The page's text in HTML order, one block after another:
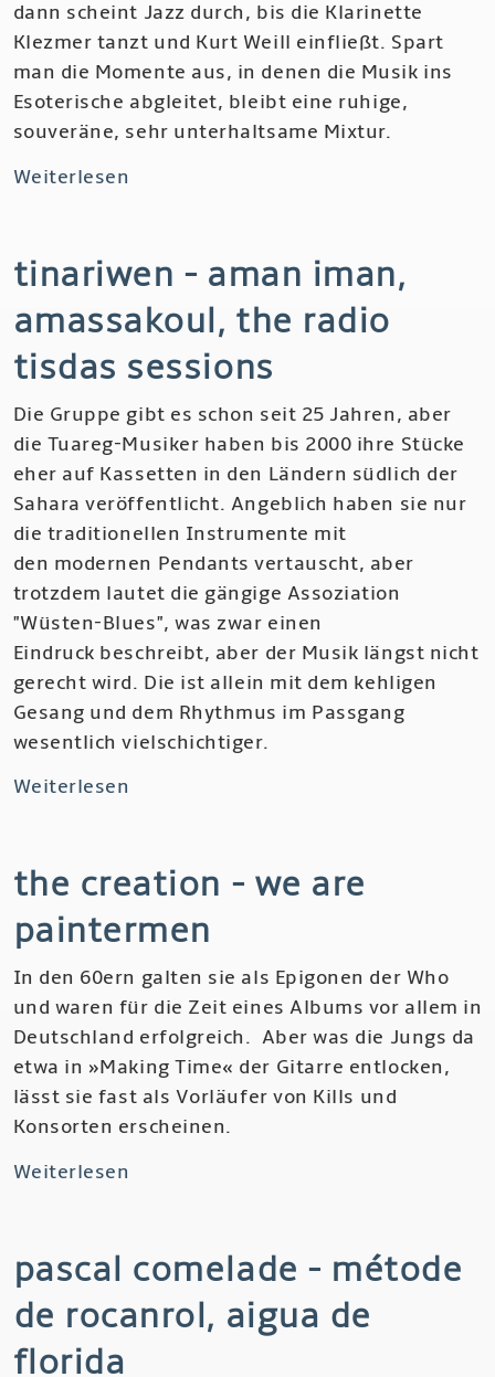
dann scheint Jazz durch, bis die Klarinette
Klezmer tanzt und Kurt Weill einfließt. Spart
man die Momente aus, in denen die Musik ins
Esoterische abgleitet, bleibt eine ruhige,
souveräne, sehr unterhaltsame Mixtur.
Weiterlesen
(Trio)
Helium,
The
Sad
Machinery
of
Spring
tinariwen - aman iman,
amassakoul, the radio
tisdas sessions
Die Gruppe gibt es schon seit 25 Jahren, aber
die Tuareg-Musiker haben bis 2000 ihre Stücke
eher auf Kassetten in den Ländern südlich der
Sahara veröffentlicht. Angeblich haben sie nur
die traditionellen Instrumente mit
den modernen Pendants vertauscht, aber
trotzdem lautet die gängige Assoziation
"Wüsten-Blues", was zwar einen
Eindruck beschreibt, aber der Musik längst nicht
gerecht wird. Die ist allein mit dem kehligen
Gesang und dem Rhythmus im Passgang
wesentlich vielschichtiger.
Weiterlesen
Aman
Amassakoul,
The
Radio
Tisdas
Sessions
the creation - we are
paintermen
In den 60ern galten sie als Epigonen der Who
und waren für die Zeit eines Albums vor allem in
Deutschland erfolgreich. Aber was die Jungs da
etwa in »Making Time« der Gitarre entlocken,
lässt sie fast als Vorläufer von Kills und
Konsorten erscheinen.
Weiterlesen
-
are
pascal comelade - métode
de rocanrol, aigua de
florida